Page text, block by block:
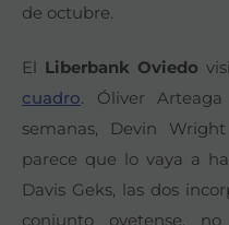
de octubre.
El Liberbank Oviedo
cuadro. Óliver
semanas, Devin
parece que lo vaya a
Davis Geks, las dos
conjunto ovetense,